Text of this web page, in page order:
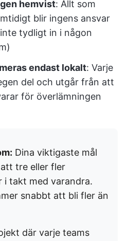
hemvist: Allt som
blir ingens ansvar
tydligt in i någon
endast lokalt: Varje
del och utgår från att
för överlämningen
Dina viktigaste mål
tre eller fler
i takt med varandra.
snabbt att bli fler än
där varje teams